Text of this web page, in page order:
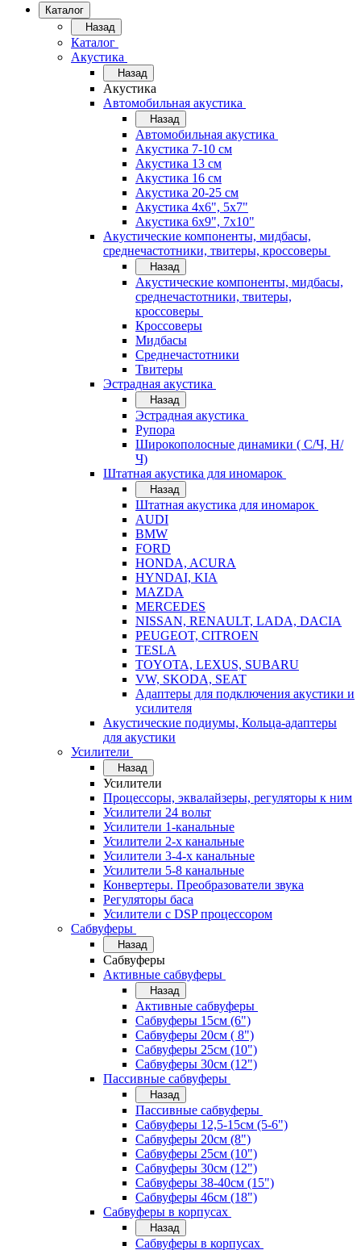
Каталог
Назад
Каталог
Акустика
Назад
Акустика
Автомобильная акустика
Назад
Автомобильная акустика
Акустика 7-10 см
Акустика 13 см
Акустика 16 см
Акустика 20-25 см
Акустика 4х6", 5х7"
Акустика 6х9", 7х10"
Акустические компоненты, мидбасы,
среднечастотники, твитеры, кроссоверы
Назад
Акустические компоненты, мидбасы,
среднечастотники, твитеры,
кроссоверы
Кроссоверы
Мидбасы
Среднечастотники
Твитеры
Эстрадная акустика
Назад
Эстрадная акустика
Рупора
Широкополосные динамики ( С/Ч, Н/
Ч)
Штатная акустика для иномарок
Назад
Штатная акустика для иномарок
AUDI
BMW
FORD
HONDA, ACURA
HYNDAI, KIA
MAZDA
MERCEDES
NISSAN, RENAULT, LADA, DACIA
PEUGEOT, CITROEN
TESLA
TOYOTA, LEXUS, SUBARU
VW, SKODA, SEAT
Адаптеры для подключения акустики и
усилителя
Акустические подиумы, Кольца-адаптеры
для акустики
Усилители
Назад
Усилители
Процессоры, эквалайзеры, регуляторы к ним
Усилители 24 вольт
Усилители 1-канальные
Усилители 2-х канальные
Усилители 3-4-х канальные
Усилители 5-8 канальные
Конвертеры. Преобразователи звука
Регуляторы баса
Усилители с DSP процессором
Сабвуферы
Назад
Сабвуферы
Активные сабвуферы
Назад
Активные сабвуферы
Сабвуферы 15см (6")
Сабвуферы 20см ( 8")
Сабвуферы 25см (10")
Сабвуферы 30см (12")
Пассивные сабвуферы
Назад
Пассивные сабвуферы
Сабвуферы 12,5-15см (5-6")
Сабвуферы 20см (8")
Сабвуферы 25см (10")
Сабвуферы 30см (12")
Сабвуферы 38-40см (15")
Сабвуферы 46см (18")
Сабвуферы в корпусах
Назад
Сабвуферы в корпусах